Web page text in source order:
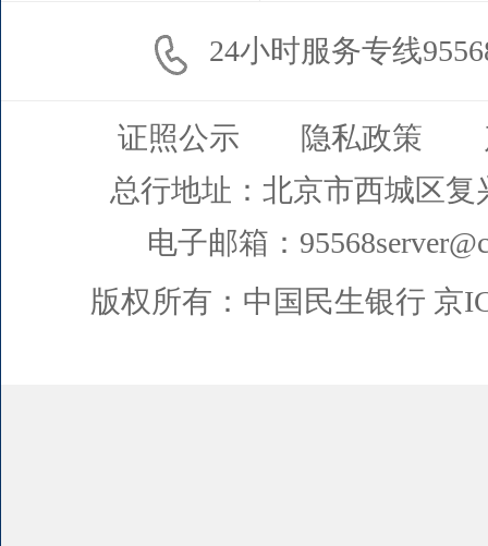
24小时服务专线
证照公示 隐私政策
总行地址：北京市西城区复
电子邮箱：
版权所有：中国民生银行 京